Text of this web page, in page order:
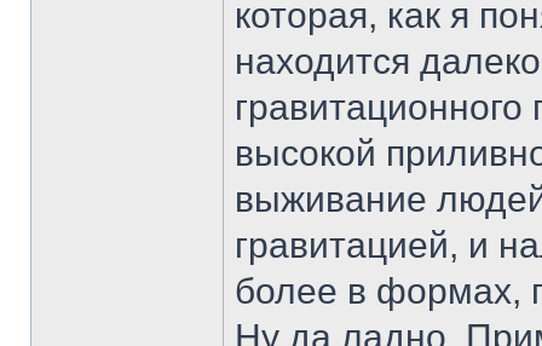
которая, как я
находится
высокой
выживание
гравитацией, и
более в формах,
Ну да ладно.